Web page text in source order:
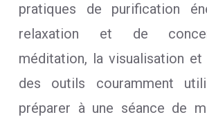
pratiques de purification
relaxation et de
méditation, la visualisation
des outils couramment
préparer à une séance de